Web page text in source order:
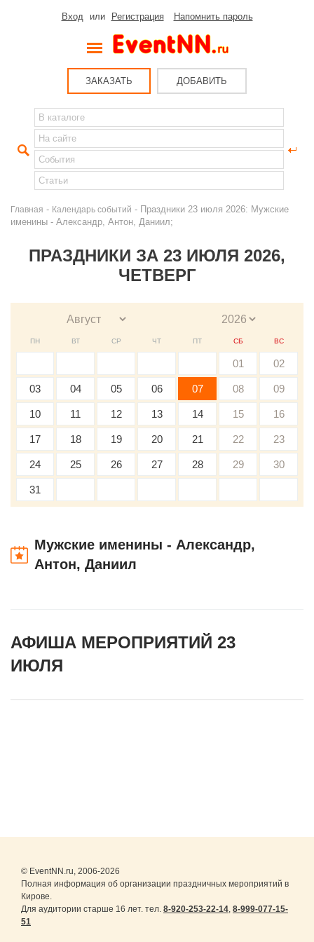
Вход или Регистрация Напомнить пароль
ЗАКАЗАТЬ ДОБАВИТЬ
Главная - Календарь событий - Праздники 23 июля 2026: Мужские
именины - Александр, Антон, Даниил;
ПРАЗДНИКИ ЗА 23 ИЮЛЯ 2026,
ЧЕТВЕРГ
ПН ВТ СР ЧТ ПТ СБ ВС
01 02
03 04 05 06 07 08 09
10 11 12 13 14 15 16
17 18 19 20 21 22 23
24 25 26 27 28 29 30
31
Мужские именины - Александр,
Антон, Даниил
АФИША МЕРОПРИЯТИЙ 23
ИЮЛЯ
© EventNN.ru, 2006-2026
Полная информация об организации праздничных мероприятий в
Кирове.
Для аудитории старше 16 лет. тел. 8-920-253-22-14, 8-999-077-15-
51